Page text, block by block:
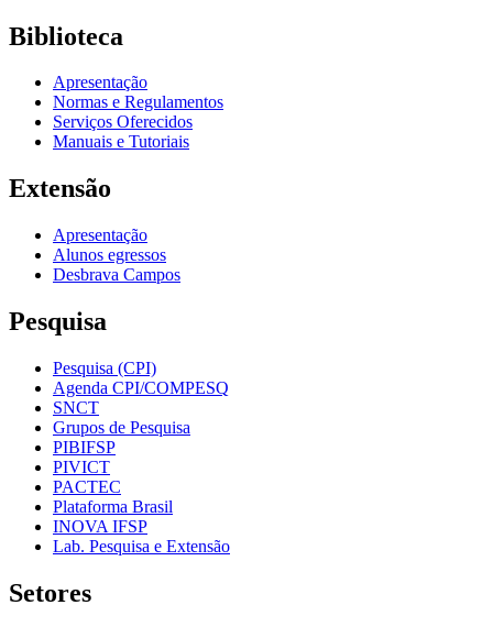
Biblioteca
Apresentação
Normas e Regulamentos
Serviços Oferecidos
Manuais e Tutoriais
Extensão
Apresentação
Alunos egressos
Desbrava Campos
Pesquisa
Pesquisa (CPI)
Agenda CPI/COMPESQ
SNCT
Grupos de Pesquisa
PIBIFSP
PIVICT
PACTEC
Plataforma Brasil
INOVA IFSP
Lab. Pesquisa e Extensão
Setores